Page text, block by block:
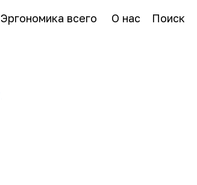
Поиск
О нас
Эргономика всего